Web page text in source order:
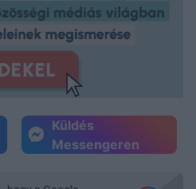
Küldés
Messengeren